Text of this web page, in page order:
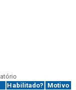
Habilitado? Motivo